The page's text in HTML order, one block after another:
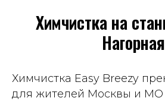
Всегда приветливый
ним хожу, вещи чистят
вполне демократичные.
Химчистка на
Нагорная
Химчистка Easy Breezy
для жителей Москвы и